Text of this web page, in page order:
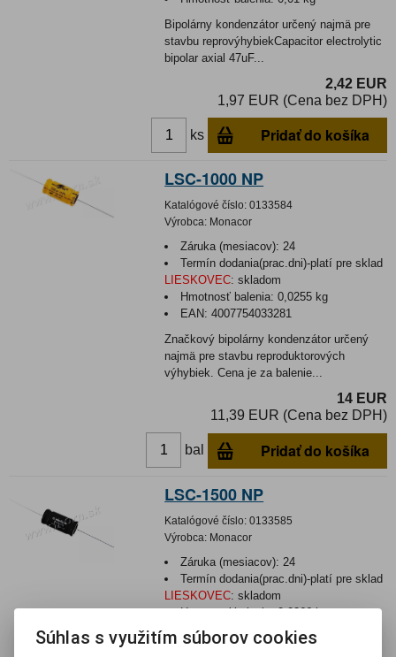
Bipolárny kondenzátor určený najmä pre
stavbu reprovýhybiekCapacitor electrolytic
bipolar axial 47uF...
2,42 EUR
1,97 EUR (Cena bez DPH)
ks Pridať do košíka
LSC-1000 NP
Katalógové číslo: 0133584
Výrobca: Monacor
Záruka (mesiacov): 24
Termín dodania(prac.dni)-platí pre sklad
LIESKOVEC: skladom
Hmotnosť balenia:0,0255 kg
EAN:4007754033281
Značkový bipolárny kondenzátor určený
najmä pre stavbu reproduktorových
výhybiek. Cena je za balenie...
14 EUR
11,39 EUR (Cena bez DPH)
bal Pridať do košíka
LSC-1500 NP
Katalógové číslo: 0133585
Výrobca: Monacor
Záruka (mesiacov): 24
Termín dodania(prac.dni)-platí pre sklad
LIESKOVEC: skladom
Hmotnosť balenia:0,0266 kg
Značkový bipolárny kondenzátor určený
Súhlas s využitím súborov cookies